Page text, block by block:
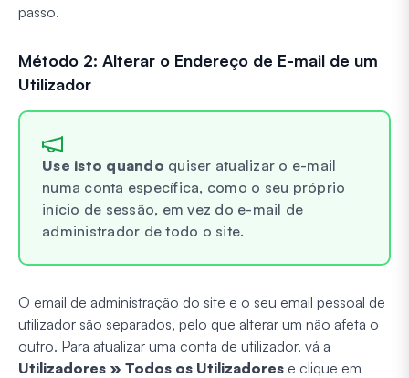
passo.
Método 2: Alterar o Endereço de E-mail de um
Utilizador
Use isto quando quiser atualizar o e-mail
numa conta específica, como o seu próprio
início de sessão, em vez do e-mail de
administrador de todo o site.
O email de administração do site e o seu email pessoal de
utilizador são separados, pelo que alterar um não afeta o
outro. Para atualizar uma conta de utilizador, vá a
Utilizadores » Todos os Utilizadores e clique em